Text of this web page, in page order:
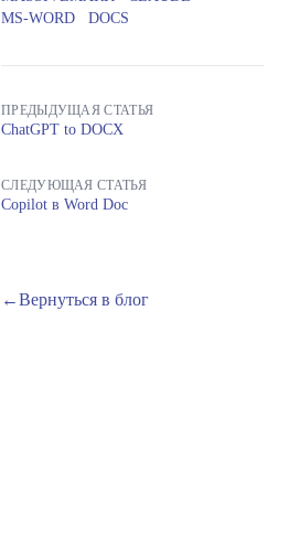
MS-WORD
DOCS
ПРЕДЫДУЩАЯ СТАТЬЯ
ChatGPT to DOCX
СЛЕДУЮЩАЯ СТАТЬЯ
Copilot в Word Doc
←Вернуться в блог